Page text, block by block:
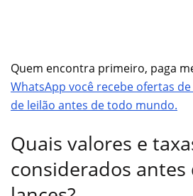
Quem encontra primeiro, paga
WhatsApp você recebe ofertas
de leilão antes de todo mundo.
Quais valores e
considerados antes